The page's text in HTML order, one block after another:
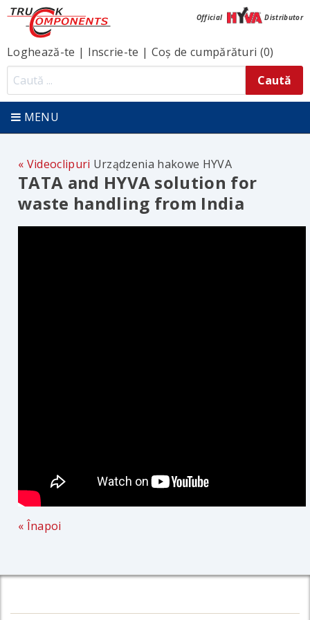
Official Distributor
Loghează-te | Inscrie-te | Coș de cumpărături (0)
MENU
Videoclipuri Urządzenia hakowe HYVA
TATA and HYVA solution for
waste handling from India
« Înapoi